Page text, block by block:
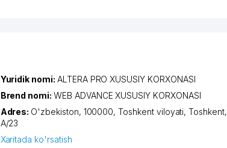
Yuridik nomi: ALTERA PRO XUSUSIY KORXONASI
Brend nomi: WEB ADVANCE XUSUSIY KORXONASI
Adres: O'zbekiston, 100000,Toshkent viloyati,Toshkent,
A/23
Xaritada ko'rsatish